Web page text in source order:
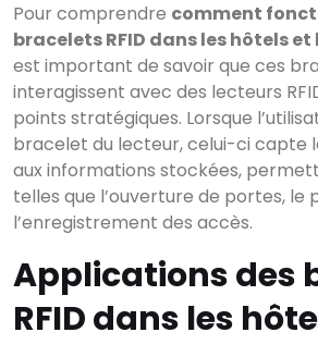
Pour comprendre comment
bracelets RFID dans les hôtels
est important de savoir que ces
interagissent avec des lecteurs
points stratégiques. Lorsque
bracelet du lecteur, celui-ci capte
aux informations stockées,
telles que l’ouverture de portes, le
l’enregistrement des accès.
Applications des
RFID dans les